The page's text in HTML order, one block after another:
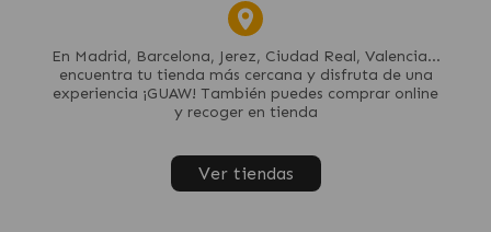
En Madrid, Barcelona, Jerez, Ciudad Real, Valencia...
encuentra tu tienda más cercana y disfruta de una
experiencia ¡GUAW! También puedes comprar online
y recoger en tienda
Ver tiendas